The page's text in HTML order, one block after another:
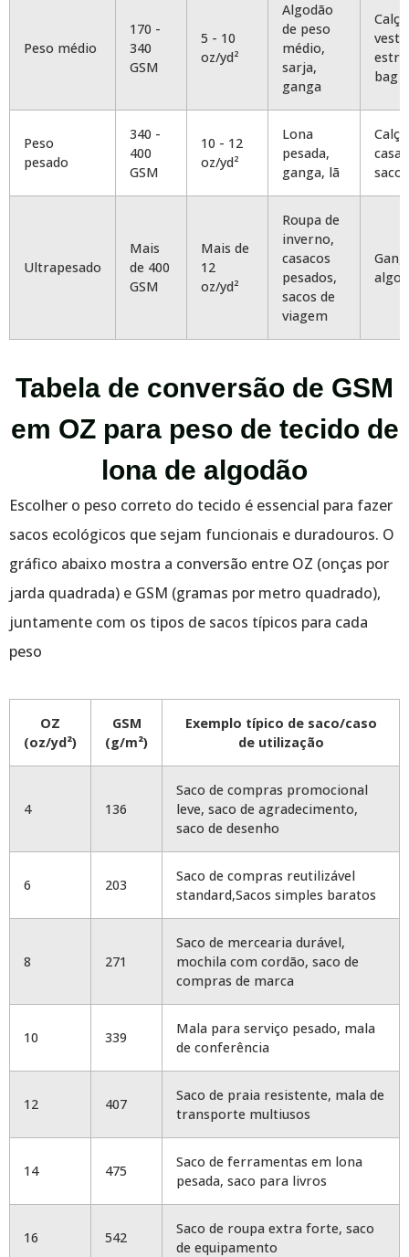
Peso médio
170 -
340
GSM
5 - 10
oz/yd²
Algodão
de peso
médio,
sarja,
ganga
bag
Peso
pesado
340 -
400
GSM
10 - 12
oz/yd²
Lona
pesada,
ganga, lã
Ultrapesado
Mais
de 400
GSM
Mais de
12
oz/yd²
Roupa de
inverno,
casacos
pesados,
sacos de
viagem
Tabela de conversão de GSM
em OZ para peso de tecido de
lona de algodão
Escolher o peso correto do tecido é essencial para fazer
sacos ecológicos que sejam funcionais e duradouros. O
gráfico abaixo mostra a conversão entre OZ (onças por
jarda quadrada) e GSM (gramas por metro quadrado),
juntamente com os tipos de sacos típicos para cada
peso
OZ
(oz/yd²)
GSM
(g/m²)
Exemplo típico de saco/caso
de utilização
4 136
Saco de compras promocional
leve, saco de agradecimento,
saco de desenho
6 203
Saco de compras reutilizável
standard,Sacos simples baratos
8 271
Saco de mercearia durável,
mochila com cordão, saco de
compras de marca
10 339
Mala para serviço pesado, mala
de conferência
12 407
Saco de praia resistente, mala de
transporte multiusos
14 475
Saco de ferramentas em lona
pesada, saco para livros
16 542
Saco de roupa extra forte, saco
de equipamento